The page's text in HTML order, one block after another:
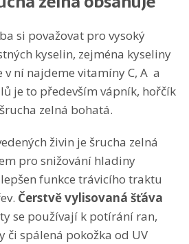
si považovat pro vysoký
kyselin, zejména kyseliny
ní najdeme vitamíny C, A a
je to především vápník, hořčík
zelná bohatá.
živin je šrucha zelná
pro snižování hladiny
funkce trávicího traktu
Čerstvě vylisovaná šťáva
se používají k potírání ran,
či spálená pokožka od UV